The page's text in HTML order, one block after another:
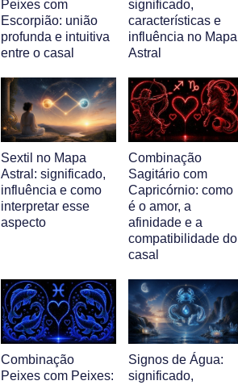
Peixes com
Escorpião: união
profunda e intuitiva
entre o casal
significado,
características e
influência no Mapa
Astral
Sextil no Mapa
Astral: significado,
influência e como
interpretar esse
aspecto
Combinação
Sagitário com
Capricórnio: como
é o amor, a
afinidade e a
compatibilidade do
casal
Combinação
Peixes com Peixes:
Signos de Água:
significado,